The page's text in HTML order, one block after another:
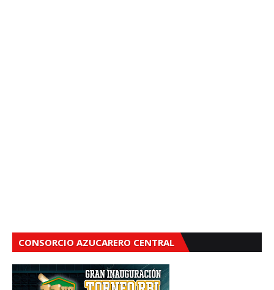
CONSORCIO AZUCARERO CENTRAL